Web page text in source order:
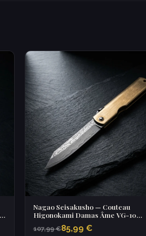
Nagao Seisakusho — Couteau
Higonokami Damas Âme VG-10
Manche Laiton
107,99 €85,99 €